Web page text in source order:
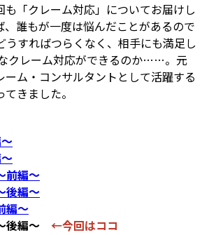
も「クレーム対応」についてお届けし
、誰もが一度は悩んだことがあるので
うすればつらくなく、相手にも満足し
クレーム対応ができるのか……。元
ーム・コンサルタントとして活躍する
きました。
前編～
後編～
編～
後編～ ←今回はココ